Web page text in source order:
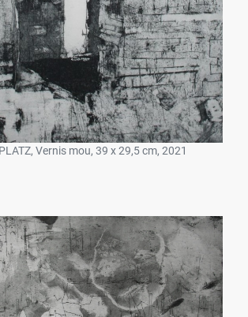
Vernis mou, 39 x 29,5 cm, 2021